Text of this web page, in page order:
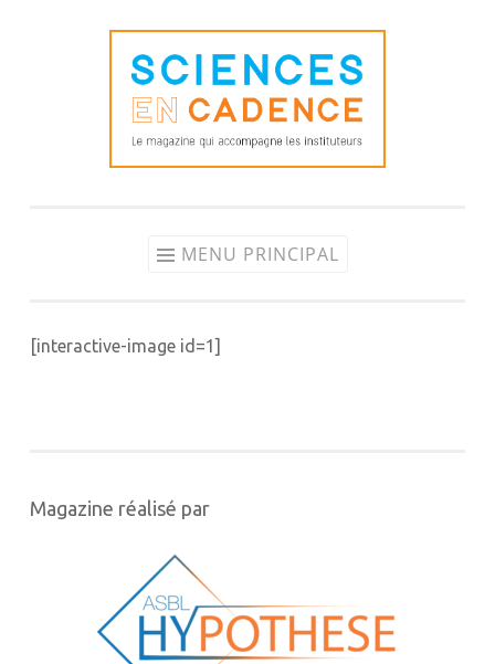
MENU PRINCIPAL
[interactive-image id=1]
Magazine réalisé par